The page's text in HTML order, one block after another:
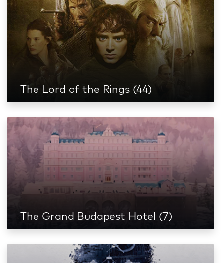
The Lord of the Rings (44)
The Grand Budapest Hotel (7)